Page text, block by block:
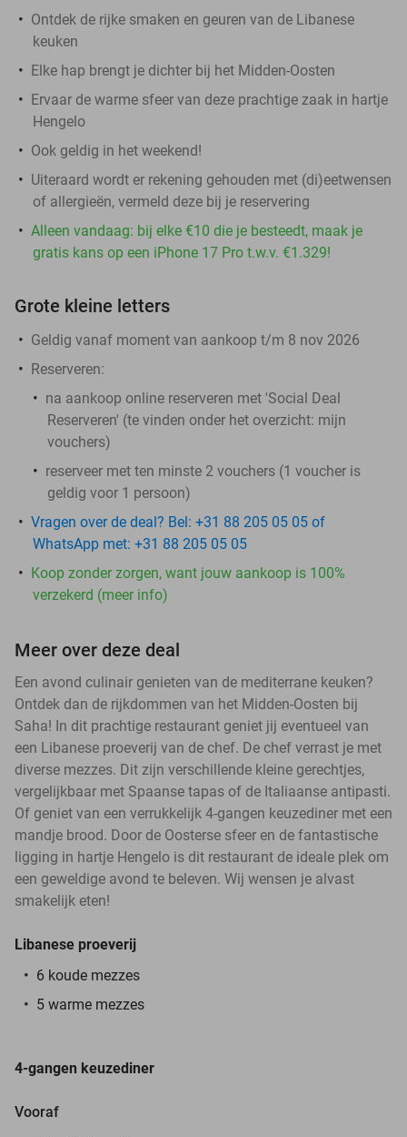
Ontdek de rijke smaken en geuren van de Libanese
keuken
Elke hap brengt je dichter bij het Midden-Oosten
Ervaar de warme sfeer van deze prachtige zaak in hartje
Hengelo
Ook geldig in het weekend!
Uiteraard wordt er rekening gehouden met (di)eetwensen
of allergieën, vermeld deze bij je reservering
Alleen vandaag: bij elke €10 die je besteedt, maak je
gratis kans op een iPhone 17 Pro t.w.v. €1.329!
Grote kleine letters
Geldig vanaf moment van aankoop t/m 8 nov 2026
Reserveren:
na aankoop online reserveren met 'Social Deal
Reserveren' (te vinden onder het overzicht: mijn
vouchers)
reserveer met ten minste 2 vouchers (1 voucher is
geldig voor 1 persoon)
Vragen over de deal? Bel: +31 88 205 05 05 of
WhatsApp met: +31 88 205 05 05
Koop zonder zorgen, want jouw aankoop is 100%
verzekerd (meer info)
Meer over deze deal
Een avond culinair genieten van de mediterrane keuken?
Ontdek dan de rijkdommen van het Midden-Oosten bij
Saha! In dit prachtige restaurant geniet jij eventueel van
een Libanese proeverij van de chef. De chef verrast je met
diverse mezzes. Dit zijn verschillende kleine gerechtjes,
vergelijkbaar met Spaanse tapas of de Italiaanse antipasti.
Of geniet van een verrukkelijk 4-gangen keuzediner met een
mandje brood. Door de Oosterse sfeer en de fantastische
ligging in hartje Hengelo is dit restaurant de ideale plek om
een geweldige avond te beleven. Wij wensen je alvast
smakelijk eten!
Libanese proeverij
6 koude mezzes
5 warme mezzes
4-gangen keuzediner
Vooraf